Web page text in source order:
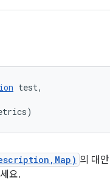
test,
의 대
요.